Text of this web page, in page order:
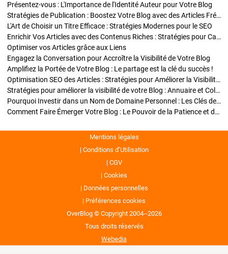
Présentez-vous : L'Importance de l'Identité Auteur pour Votre Blog
Stratégies de Publication : Boostez Votre Blog avec des Articles Fréquents et Exclusifs
L'Art de Choisir un Titre Efficace : Stratégies Modernes pour le SEO
Enrichir Vos Articles avec des Contenus Riches : Stratégies pour Captiver et Optimiser
Optimiser vos Articles grâce aux Liens
Engagez la Conversation pour Accroître la Visibilité de Votre Blog
Amplifiez la Portée de Votre Blog : Le partage est la clé du succès !
Optimisation SEO des Articles : Stratégies pour Améliorer la Visibilité de Votre Blog
Stratégies pour améliorer la visibilité de votre Blog : Annuaire et Collaborations
Pourquoi Investir dans un Nom de Domaine Personnel : Les Clés de la Réussite de Votre Blog
Comment Faire Émerger Votre Blog : Le Pouvoir de la Patience et de la Persévérance
Mentions légales
Conditions d’Utilisation
CGV
Cookies
Données personnelles
Préférences cookies
OverBlog © Copyright 2004--2026
Tous droits réservés
Webedia